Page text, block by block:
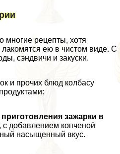
многие рецепты, хотя
ею в чистом виде. С
сэндвичи и закуски.
и прочих блюд колбасу
приготовления зажарки в
с добавлением копченой
насыщенный вкус.